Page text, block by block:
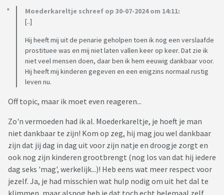
Moederkareltje schreef op 30-07-2024 om 14:11:
[..]
Hij heeft mij uit de penarie geholpen toen ik nog een verslaafde
prostituee was en mij niet laten vallen keer op keer. Dat zie ik
niet veel mensen doen, daar ben ik hem eeuwig dankbaar voor.
Hij heeft mij kinderen gegeven en een enigzins normaal rustig
leven nu.
Off topic, maar ik moet even reageren...
Zo'n vermoeden had ik al. Moederkareltje, je hoeft je man
niet dankbaar te zijn! Kom op zeg, hij mag jou wel dankbaar
zijn dat jij dag in dag uit voor zijn natje en droogje zorgt en
ook nog zijn kinderen grootbrengt (nog los van dat hij iedere
dag seks 'mag', werkelijk...)! Heb eens wat meer respect voor
jezelf. Ja, je had misschien wat hulp nodig om uit het dal te